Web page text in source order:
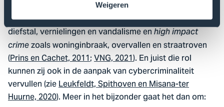
Weigeren
belangrijke coördinerende en preventieve rol in de
aanpak vanveelvoorkomende criminaliteitzoals
diefstal, vernielingen en vandalisme enhigh impact
crimezoals woninginbraak, overvallen en straatroven
(Prins en Cachet, 2011;VNG, 2021). En juist die rol
kunnen zij ook in de aanpak van cybercriminaliteit
vervullen (zieLeukfeldt, Spithoven en Misana-ter
Huurne, 2020). Meer in het bijzonder gaat het dan om: